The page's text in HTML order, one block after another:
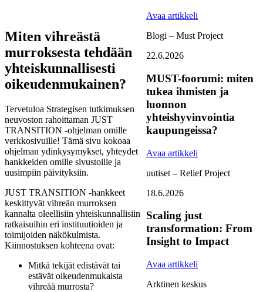
Miten vihreästä
murroksesta tehdään
yhteiskunnallisesti
oikeudenmukainen?
Tervetuloa Strategisen tutkimuksen
neuvoston rahoittaman JUST
TRANSITION -ohjelman omille
verkkosivuille! Tämä sivu kokoaa
ohjelman ydinkysymykset, yhteydet
hankkeiden omille sivustoille ja
uusimpiin päivityksiin.
JUST TRANSITION -hankkeet
keskittyvät vihreän murroksen
kannalta oleellisiin yhteiskunnallisiin
ratkaisuihin eri instituutioiden ja
toimijoiden näkökulmista.
Kiinnostuksen kohteena ovat:
Mitkä tekijät edistävät tai
estävät oikeudenmukaista
vihreää murrosta?
Avaa artikkeli
Blogi – Must Project
22.6.2026
MUST-foorumi: miten
tukea ihmisten ja
luonnon
yhteishyvinvointia
kaupungeissa?
Avaa artikkeli
uutiset – Relief Project
18.6.2026
Scaling just
transformation: From
Insight to Impact
Avaa artikkeli
Arktinen keskus